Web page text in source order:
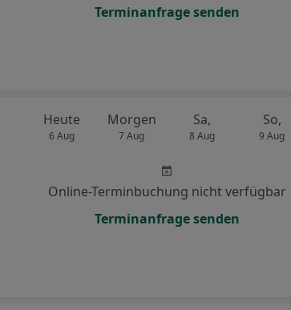
Terminanfrage senden
Heute
6 Aug
Morgen
7 Aug
Sa,
8 Aug
So,
9 Aug
Online-Terminbuchung nicht verfügbar
Terminanfrage senden